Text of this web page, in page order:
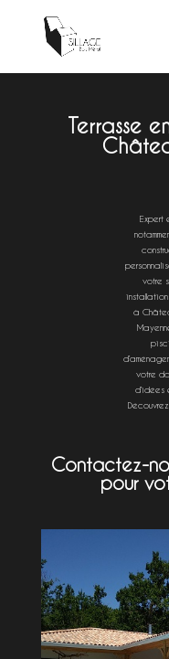
Terrasse
Expert
votre
à
votre
d’idées
Contactez-
pour